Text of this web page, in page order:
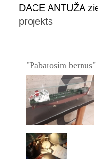
DACE ANTUŽA
projekts
"Pabarosim